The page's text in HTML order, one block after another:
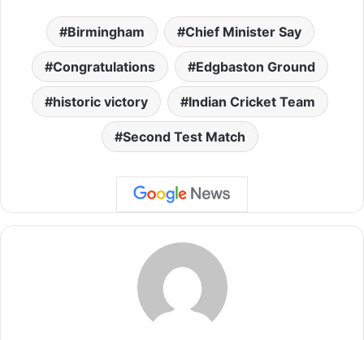
Birmingham Chief Minister Say
Congratulations Edgbaston Ground
historic victory Indian Cricket Team
Second Test Match